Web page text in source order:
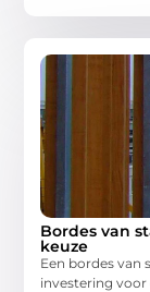
Bordes van
keuze
Een bordes van
investering